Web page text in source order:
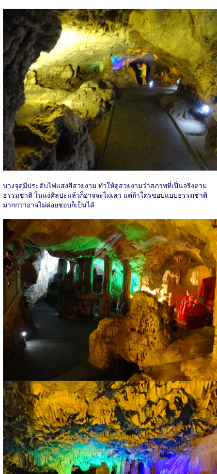
บางจุดมีประดับไฟแสงสีสวยงาม ทำให้ดูสวยงามว่าสภาพที่เป็นจริงตาม
ธรรมชาติ ในแง่ศิลปะแล้วก็อาจจะไม่เลว แต่ถ้าใครชอบแบบธรรมชาติ
มากกว่าอาจไม่ค่อยชอบก็เป็นได้